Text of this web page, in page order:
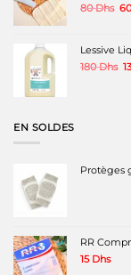
80Dhs Le
Lessive
180Dhs
EN SOLDES
Protèges
RR
15 Dhs